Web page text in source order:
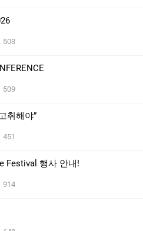
503
509
취해야”
451
Festival 행사 안내!
914